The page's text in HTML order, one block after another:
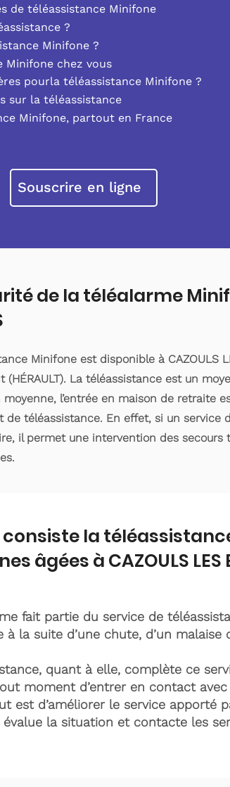
de téléassistance Minifone
?
Minifone ?
Minifone chez vous
pourla téléassistance Minifone ?
sur la téléassistance
Minifone, partout en France
Souscrire en ligne
de la téléalarme
Minifone est disponible à CAZOULS
(HÉRAULT). La téléassistance est un
l’entrée en maison de retraite
de téléassistance. En effet, si un service
il permet une intervention des
consiste la
âgées à CAZOULS LES
fait partie du service de
à la suite d’une chute, d’un
quant à elle, complète ce
moment d’entrer en contact
est d’améliorer le service apporté
évalue la situation et contacte les